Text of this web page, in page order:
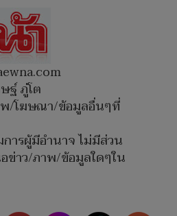
ฐ์ ภู่โต
/โฆษณา/ข้อมูลอื่นๆที่
ารผู้มีอำนาจ ไม่มีส่วน
ข่าว/ภาพ/ข้อมูลใดๆใน